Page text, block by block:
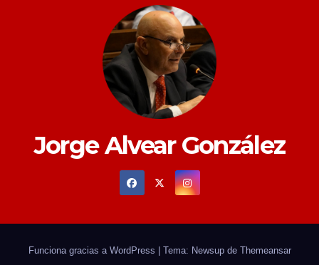
Jorge Alvear González
Funciona gracias a WordPress Tema: Newsup de Themeansar